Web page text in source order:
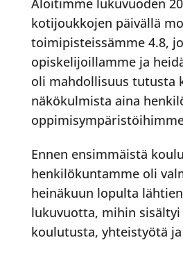
kotijoukkojen päivällä
toimipisteissämme 4.8,
opiskelijoillamme ja
oli mahdollisuus tutusta
näkökulmista aina
Ennen ensimmäistä
henkilökuntamme oli
heinäkuun lopulta
lukuvuotta, mihin sisältyi
koulutusta, yhteistyötä